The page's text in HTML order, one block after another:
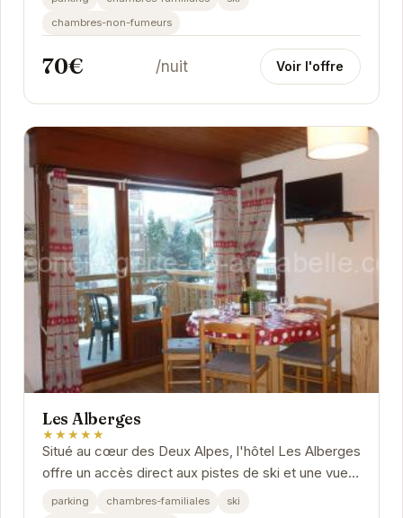
chambres-non-fumeurs
70€ /nuit Voir l'offre
Les Alberges
★★★★★
Situé au cœur des Deux Alpes, l'hôtel Les Alberges
offre un accès direct aux pistes de ski et une vue
imprenable sur les montagnes environnantes....
parking chambres-familiales
ski